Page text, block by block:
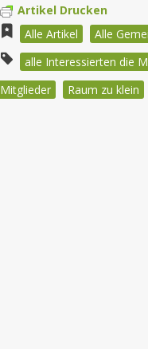
Artikel Drucken
Alle Artikel
Alle
alle Interessierten die
Mitglieder
Raum zu klein